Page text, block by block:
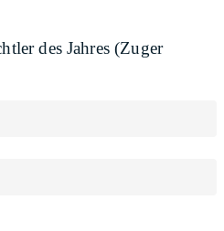
des Jahres (Zuger